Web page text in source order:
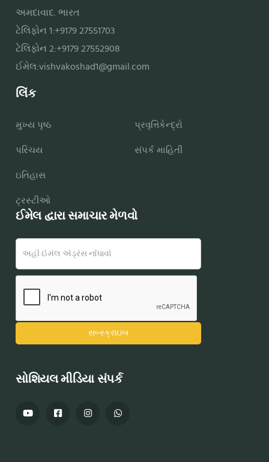
અમદાવાદ. ભારત
ટેલિફોન 1:+9179 27551703
ટેલિફોન 2:+9179 27552908
ઈમેલ:vishvakoshad1@gmail.com
લિંક
મુખ્ય પૃષ્ઠ
પરિચય
ઇતિહાસ
ટ્રસ્ટીઓ
પ્રવૃત્તિકેન્દ્રો
સંપર્ક માહિતી
ઈમેલ દ્વારા સમાચાર મેળવો
સોશિયલ મીડિયા સંપર્ક